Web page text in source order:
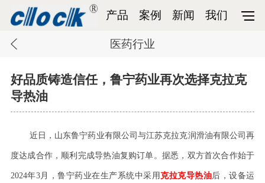
产品 案例 新闻 我们
医药行业
好品质铸造信任，鲁宁药业再次选择克拉克
导热油
近日，山东鲁宁药业有限公司与江苏克拉克润滑油有限公司再
度达成合作，顺利完成导热油复购订单。据悉，双方首次合作始于
2024年3月，鲁宁药业在生产系统中采用克拉克导热油后，设备运